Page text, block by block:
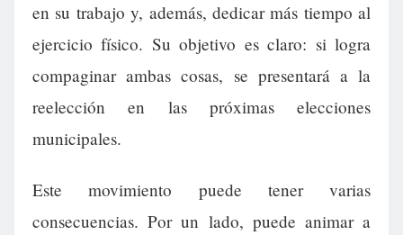
en su trabajo y, además, dedicar más tiempo al
ejercicio físico. Su objetivo es claro: si logra
compaginar ambas cosas, se presentará a la
reelección en las próximas elecciones
municipales.
Este movimiento puede tener varias
consecuencias. Por un lado, puede animar a